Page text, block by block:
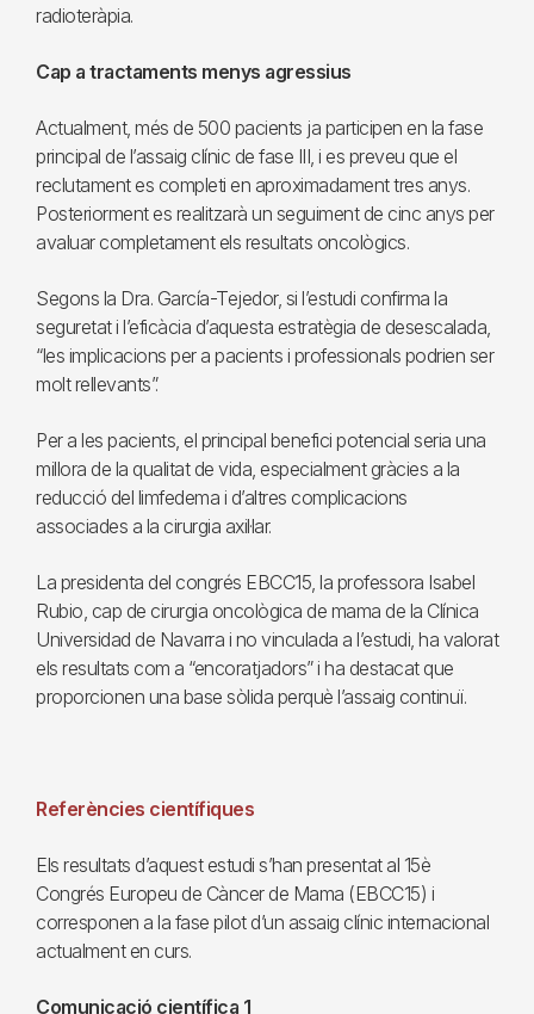
radioteràpia.
Cap a tractaments menys agressius
Actualment, més de 500 pacients ja participen en la fase
principal de l’assaig clínic de fase III, i es preveu que el
reclutament es completi en aproximadament tres anys.
Posteriorment es realitzarà un seguiment de cinc anys per
avaluar completament els resultats oncològics.
Segons la Dra. García-Tejedor, si l’estudi confirma la
seguretat i l’eficàcia d’aquesta estratègia de desescalada,
“les implicacions per a pacients i professionals podrien ser
molt rellevants”.
Per a les pacients, el principal benefici potencial seria una
millora de la qualitat de vida, especialment gràcies a la
reducció del limfedema i d’altres complicacions
associades a la cirurgia axil·lar.
La presidenta del congrés EBCC15, la professora Isabel
Rubio, cap de cirurgia oncològica de mama de la Clínica
Universidad de Navarra i no vinculada a l’estudi, ha valorat
els resultats com a “encoratjadors” i ha destacat que
proporcionen una base sòlida perquè l’assaig continuï.
Referències científiques
Els resultats d’aquest estudi s’han presentat al 15è
Congrés Europeu de Càncer de Mama (EBCC15) i
corresponen a la fase pilot d’un assaig clínic internacional
actualment en curs.
Comunicació científica 1